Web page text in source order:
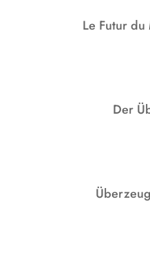
Le Futur
Der